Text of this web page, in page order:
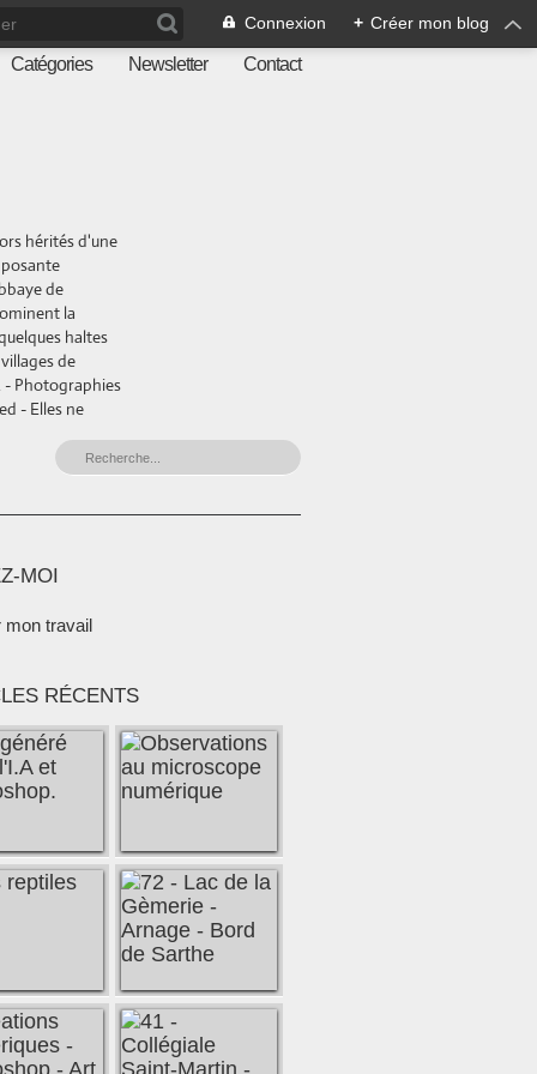
Connexion + Créer mon blog
Catégories Newsletter Contact
hérités d'une
de
la
haltes
de
- Photographies
- Elles ne
MOI
mon travail
RÉCENTS